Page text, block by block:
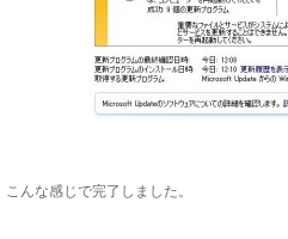
こんな感じで完了しました。